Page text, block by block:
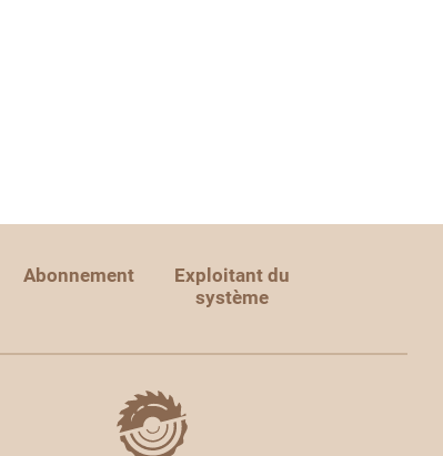
Abonnement
Exploitant du
système